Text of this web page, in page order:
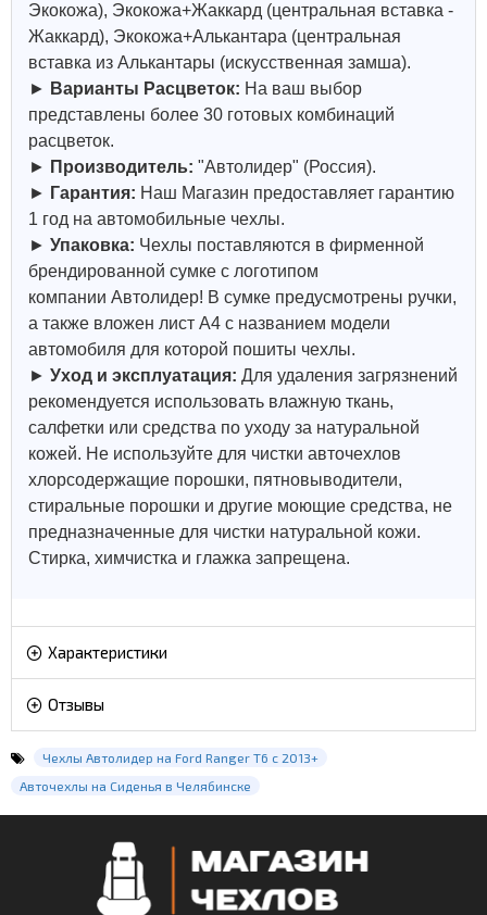
Экокожа), Экокожа+Жаккард (центральная вставка -
Жаккард), Экокожа+Алькантара (центральная
вставка из Алькантары (искусственная замша).
► Варианты Расцветок: На ваш выбор
представлены более 30 готовых комбинаций
расцветок.
► Производитель: "Автолидер" (Россия).
► Гарантия: Наш Магазин предоставляет гарантию
1 год на автомобильные чехлы.
► Упаковка: Чехлы поставляются в фирменной
брендированной сумке с логотипом
компании Автолидер! В сумке предусмотрены ручки,
а также вложен лист А4 с названием модели
автомобиля для которой пошиты чехлы.
► Уход и эксплуатация: Для удаления загрязнений
рекомендуется использовать влажную ткань,
салфетки или средства по уходу за натуральной
кожей. Не используйте для чистки авточехлов
хлорсодержащие порошки, пятновыводители,
стиральные порошки и другие моющие средства, не
предназначенные для чистки натуральной кожи.
Стирка, химчистка и глажка запрещена.
Характеристики
Отзывы
Чехлы Автолидер на Ford Ranger T6 с 2013+
Авточехлы на Сиденья в Челябинске